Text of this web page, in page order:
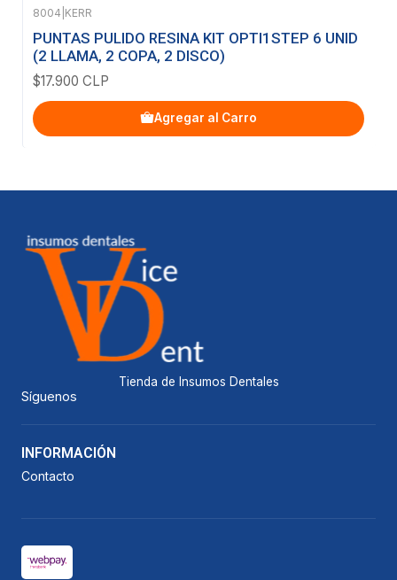
8004 KERR
PUNTAS PULIDO RESINA KIT OPTI1STEP 6 UNID
(2 LLAMA, 2 COPA, 2 DISCO)
$17.900 CLP
Agregar al Carro
Tienda de Insumos Dentales
Síguenos
INFORMACIÓN
Contacto